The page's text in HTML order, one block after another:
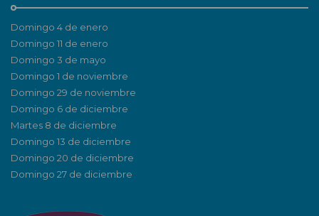
Domingo 4 de enero
Domingo 11 de enero
Domingo 3 de mayo
Domingo 1 de noviembre
Domingo 29 de noviembre
Domingo 6 de diciembre
Martes 8 de diciembre
Domingo 13 de diciembre
Domingo 20 de diciembre
Domingo 27 de diciembre